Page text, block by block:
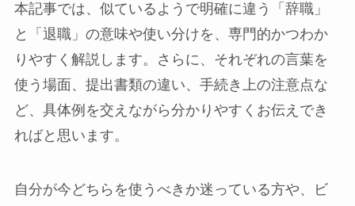
本記事では、似ているようで明確に違う「辞職」
と「退職」の意味や使い分けを、専門的かつわか
りやすく解説します。さらに、それぞれの言葉を
使う場面、提出書類の違い、手続き上の注意点な
ど、具体例を交えながら分かりやすくお伝えでき
ればと思います。
自分が今どちらを使うべきか迷っている方や、ビ